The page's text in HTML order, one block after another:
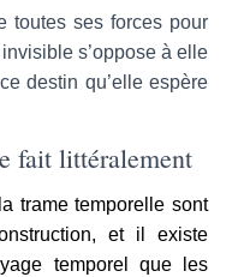
toutes ses forces pour
s’oppose à elle
destin qu’elle espère
fait littéralement
trame temporelle sont
et il existe
temporel que les